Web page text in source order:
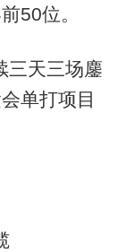
50位。
三天三场鏖
单打项目